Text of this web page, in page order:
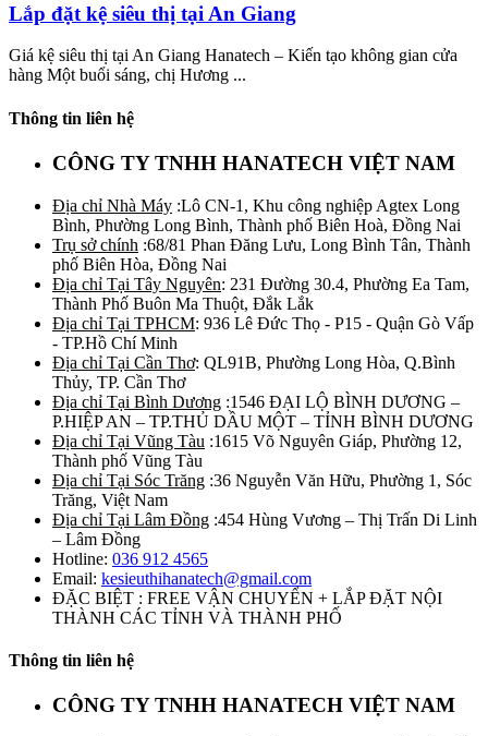
Lắp đặt kệ siêu thị tại An Giang
Giá kệ siêu thị tại An Giang Hanatech – Kiến tạo không gian cửa
hàng Một buổi sáng, chị Hương ...
Thông tin liên hệ
CÔNG TY TNHH HANATECH VIỆT NAM
Địa chỉ Nhà Máy :Lô CN-1, Khu công nghiệp Agtex Long
Bình, Phường Long Bình, Thành phố Biên Hoà, Đồng Nai
Trụ sở chính :68/81 Phan Đăng Lưu, Long Bình Tân, Thành
phố Biên Hòa, Đồng Nai
Địa chỉ Tại Tây Nguyên: 231 Đường 30.4, Phường Ea Tam,
Thành Phố Buôn Ma Thuột, Đắk Lắk
Địa chỉ Tại TPHCM: 936 Lê Đức Thọ - P15 - Quận Gò Vấp
- TP.Hồ Chí Minh
Địa chỉ Tại Cần Thơ: QL91B, Phường Long Hòa, Q.Bình
Thủy, TP. Cần Thơ
Địa chỉ Tại Bình Dương :1546 ĐẠI LỘ BÌNH DƯƠNG –
P.HIỆP AN – TP.THỦ DẦU MỘT – TỈNH BÌNH DƯƠNG
Địa chỉ Tại Vũng Tàu :1615 Võ Nguyên Giáp, Phường 12,
Thành phố Vũng Tàu
Địa chỉ Tại Sóc Trăng :36 Nguyễn Văn Hữu, Phường 1, Sóc
Trăng, Việt Nam
Địa chỉ Tại Lâm Đồng :454 Hùng Vương – Thị Trấn Di Linh
– Lâm Đồng
Hotline: 036 912 4565
Email: kesieuthihanatech@gmail.com
ĐẶC BIỆT : FREE VẬN CHUYỂN + LẮP ĐẶT NỘI
THÀNH CÁC TỈNH VÀ THÀNH PHỐ
Thông tin liên hệ
CÔNG TY TNHH HANATECH VIỆT NAM